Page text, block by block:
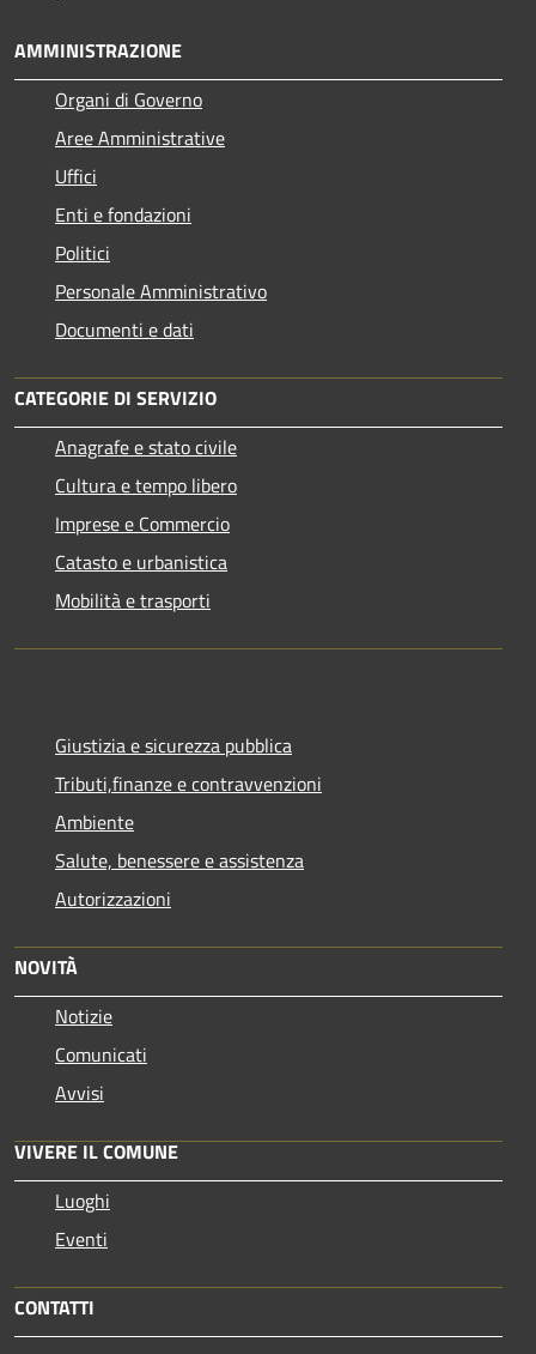
AMMINISTRAZIONE
Organi di Governo
Aree Amministrative
Uffici
Enti e fondazioni
Politici
Personale Amministrativo
Documenti e dati
CATEGORIE DI SERVIZIO
Anagrafe e stato civile
Cultura e tempo libero
Imprese e Commercio
Catasto e urbanistica
Mobilità e trasporti
Giustizia e sicurezza pubblica
Tributi,finanze e contravvenzioni
Ambiente
Salute, benessere e assistenza
Autorizzazioni
NOVITÀ
Notizie
Comunicati
Avvisi
VIVERE IL COMUNE
Luoghi
Eventi
CONTATTI